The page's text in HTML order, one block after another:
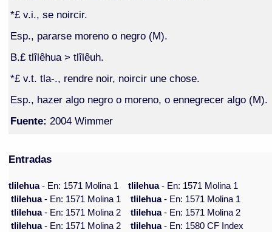
*£ v.i., se noircir.
Esp., pararse moreno o negro (M).
B.£ tlîlêhua > tlîlêuh.
*£ v.t. tla-., rendre noir, noircir une chose.
Esp., hazer algo negro o moreno, o ennegrecer algo (M).
Fuente: 2004 Wimmer
Entradas
tlilehua- En: 1571 Molina 1 tlilehua- En: 1571 Molina 1
tlilehua- En: 1571 Molina 1 tlilehua- En: 1571 Molina 1
tlilehua- En: 1571 Molina 2 tlilehua- En: 1571 Molina 2
tlilehua- En: 1571 Molina 2 tlilehua- En: 1580 CF Index